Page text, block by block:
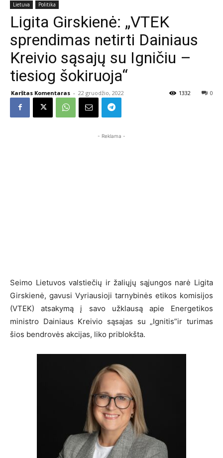
Lietuva Politika
Ligita Girskienė: „VTEK
sprendimas netirti Dainiaus
Kreivio sąsajų su Igničiu –
tiesiog šokiruoja“
Karštas Komentaras - 22 gruodžio, 2022 0
1332
- Reklama -
Seimo Lietuvos valstiečių ir žaliųjų sąjungos narė Ligita
Girskienė, gavusi Vyriausioji tarnybinės etikos komisijos
(VTEK) atsakymą į savo užklausą apie Energetikos
ministro Dainiaus Kreivio sąsajas su „Ignitis”ir turimas
šios bendrovės akcijas, liko priblokšta.